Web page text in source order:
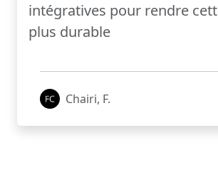
intégratives pour rendre
plus durable
Chairi, F.